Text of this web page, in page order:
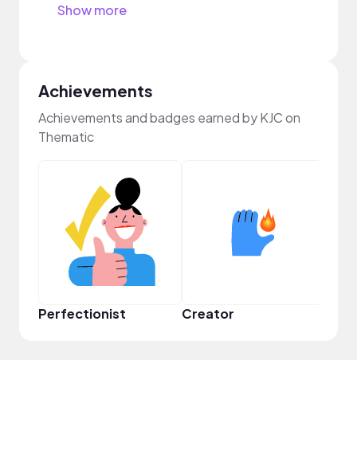
Show more
Achievements
Achievements and badges earned by KJC on
Thematic
Perfectionist Creator